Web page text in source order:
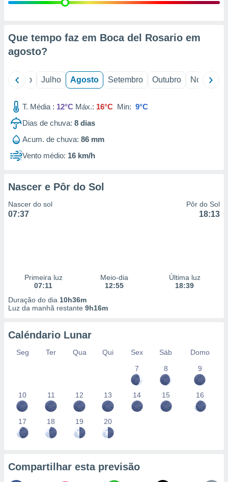
através
estudos
1199
Que tempo faz em Boca del Rosario em
agosto?
Junho Julho Agosto Setembro Outubro Novembro
T. Média : 12°C Máx.: 16°C Min: 9°C
Dias de chuva: 8 dias
Acum. de chuva: 86 mm
Vento médio: 16 km/h
Nascer e Pôr do Sol
Nascer do sol
07:37
Pôr do Sol
18:13
Primeira luz
07:11
Meio-dia
12:55
Última luz
18:39
Duração do dia 10h36m
Luz da manhã restante 9h16m
Caléndario Lunar
Seg Ter Qua Qui Sex Sáb
Domo
7
8 9
10 11 12 13 14 15 16
17 18 19 20
Compartilhar esta previsão